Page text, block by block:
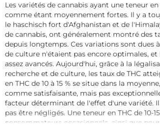
Les variétés de cannabis ayant une teneur
comme étant moyennement fortes. Il y a
le haschisch fort d'Afghanistan et de
de cannabis, ont généralement montré des
depuis longtemps. Ces variations sont dues
de culture n'étaient pas encore optimales,
assez avancés. Aujourd'hui, grâce à la
recherche et de culture, les taux de THC
en THC de 10 à 15 % se situe dans la
comme satisfaisante, mais pas
facteur déterminant de l'effet d'une variété.
pas être négligés. Une teneur en THC de
consommateurs occasionnels, ainsi que